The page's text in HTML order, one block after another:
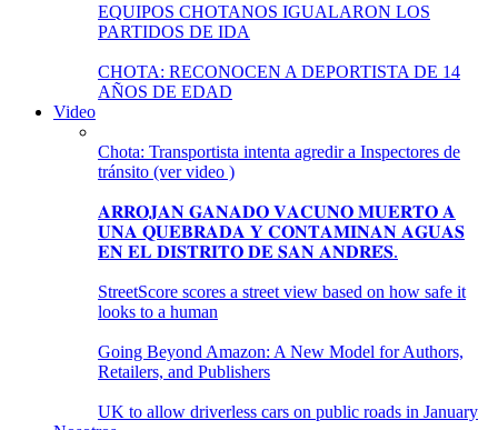
EQUIPOS CHOTANOS IGUALARON LOS
PARTIDOS DE IDA
CHOTA: RECONOCEN A DEPORTISTA DE 14
AÑOS DE EDAD
Video
Chota: Transportista intenta agredir a Inspectores de
tránsito (ver video )
𝐀𝐑𝐑𝐎𝐉𝐀𝐍 𝐆𝐀𝐍𝐀𝐃𝐎 𝐕𝐀𝐂𝐔𝐍𝐎 𝐌𝐔𝐄𝐑𝐓𝐎 𝐀
𝐔𝐍𝐀 𝐐𝐔𝐄𝐁𝐑𝐀𝐃𝐀 𝐘 𝐂𝐎𝐍𝐓𝐀𝐌𝐈𝐍𝐀𝐍 𝐀𝐆𝐔𝐀𝐒
𝐄𝐍 𝐄𝐋 𝐃𝐈𝐒𝐓𝐑𝐈𝐓𝐎 𝐃𝐄 𝐒𝐀𝐍 𝐀𝐍𝐃𝐑𝐄́𝐒.
StreetScore scores a street view based on how safe it
looks to a human
Going Beyond Amazon: A New Model for Authors,
Retailers, and Publishers
UK to allow driverless cars on public roads in January